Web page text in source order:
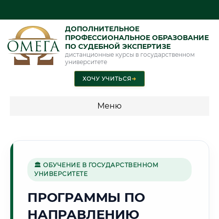
ДОПОЛНИТЕЛЬНОЕ
ПРОФЕССИОНАЛЬНОЕ ОБРАЗОВАНИЕ
ПО СУДЕБНОЙ ЭКСПЕРТИЗЕ
дистанционные курсы в государственном
университете
ХОЧУ УЧИТЬСЯ➜
Меню
специальности"
Стоимость по программам обучения "Судебная экспертиза"
Стоимость по программам обучения "Экспертиза"
🏛 ОБУЧЕНИЕ В ГОСУДАРСТВЕННОМ
УНИВЕРСИТЕТЕ
ПРОГРАММЫ ПО
НАПРАВЛЕНИЮ